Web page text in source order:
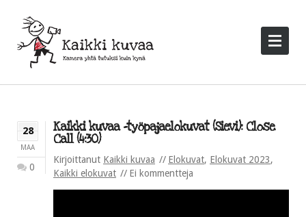
28
MAA
0
Kaikki kuvaa -työpajaelokuvat (Sievi): Close
Call (4:30)
Kirjoittanut Kaikki kuvaa Elokuvat, Elokuvat 2023,
Kaikki elokuvat
Ei kommentteja